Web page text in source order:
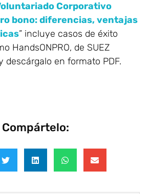
Corporativo
bono: diferencias, ventajas
” incluye casos de éxito
HandsONPRO, de SUEZ
descárgalo en formato PDF.
Compártelo: